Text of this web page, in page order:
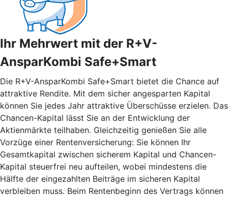
Ihr Mehrwert mit der R+V-
AnsparKombi Safe+Smart
Die R+V-AnsparKombi Safe+Smart bietet die Chance auf
attraktive Rendite. Mit dem sicher angesparten Kapital
können Sie jedes Jahr attraktive Überschüsse erzielen. Das
Chancen-Kapital lässt Sie an der Entwicklung der
Aktienmärkte teilhaben. Gleichzeitig genießen Sie alle
Vorzüge einer Rentenversicherung: Sie können Ihr
Gesamtkapital zwischen sicherem Kapital und Chancen-
Kapital steuerfrei neu aufteilen, wobei mindestens die
Hälfte der eingezahlten Beiträge im sicheren Kapital
verbleiben muss. Beim Rentenbeginn des Vertrags können